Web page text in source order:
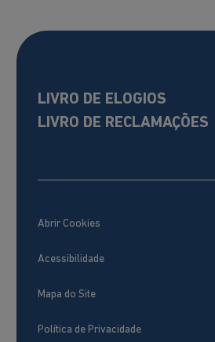
LIVRO DE ELOGIOS
LIVRO DE RECLAMAÇÕES
Abrir Cookies
Acessibilidade
Mapa do Site
Política de Privacidade